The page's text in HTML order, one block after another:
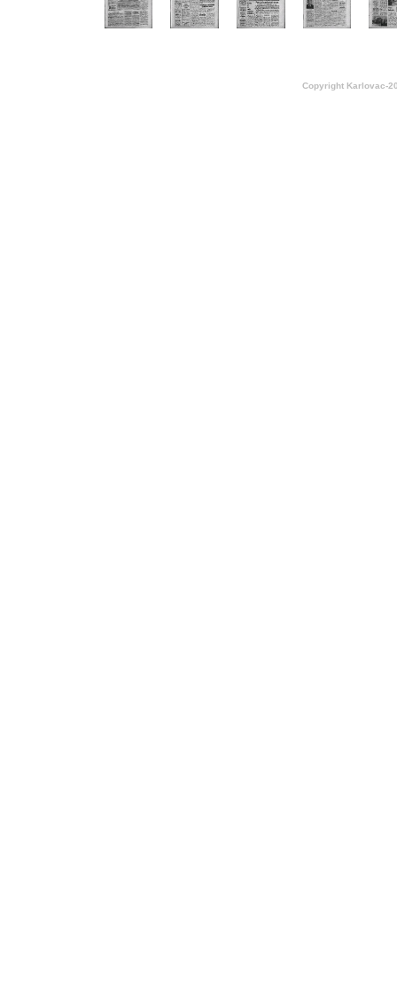
Copyright Karlovac-